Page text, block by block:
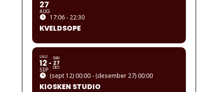
27
AUG
17:06 - 22:30
KVELDSOPE
LAU
12
SEP
SUN
27
DES
(sept 12) 00:00 - (desember 27) 00:00
KIOSKEN STUDIO